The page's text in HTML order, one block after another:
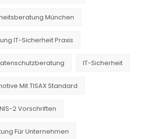
München
IT-Sicherheit Praxis
IT-Sicherheit
Mit TISAX Standard
2 Vorschriften
Für Unternehmen